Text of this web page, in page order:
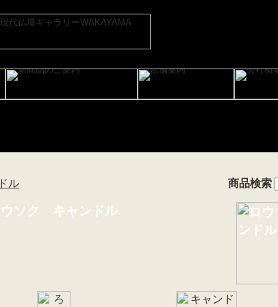
ル 商品検索
ウソク キャンドル